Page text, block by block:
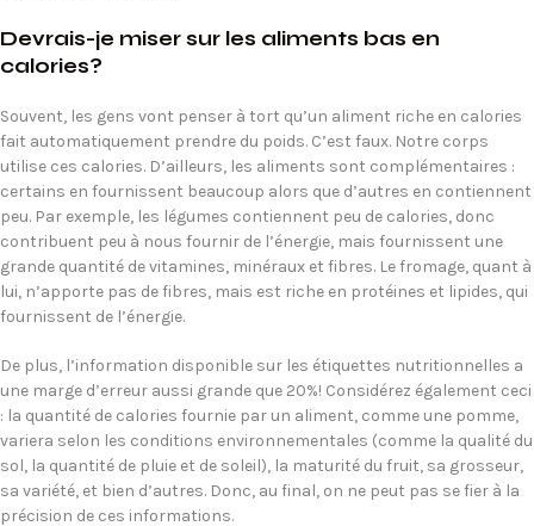
Devrais-je miser sur les aliments bas en
calories?
Souvent, les gens vont penser à tort qu’un aliment riche en calories
fait automatiquement prendre du poids. C’est faux. Notre corps
utilise ces calories. D’ailleurs, les aliments sont complémentaires :
certains en fournissent beaucoup alors que d’autres en contiennent
peu. Par exemple, les légumes contiennent peu de calories, donc
contribuent peu à nous fournir de l’énergie, mais fournissent une
grande quantité de vitamines, minéraux et fibres. Le fromage, quant à
lui, n’apporte pas de fibres, mais est riche en protéines et lipides, qui
fournissent de l’énergie.
De plus, l’information disponible sur les étiquettes nutritionnelles a
une marge d’erreur aussi grande que 20%! Considérez également ceci
: la quantité de calories fournie par un aliment, comme une pomme,
variera selon les conditions environnementales (comme la qualité du
sol, la quantité de pluie et de soleil), la maturité du fruit, sa grosseur,
sa variété, et bien d’autres. Donc, au final, on ne peut pas se fier à la
précision de ces informations.